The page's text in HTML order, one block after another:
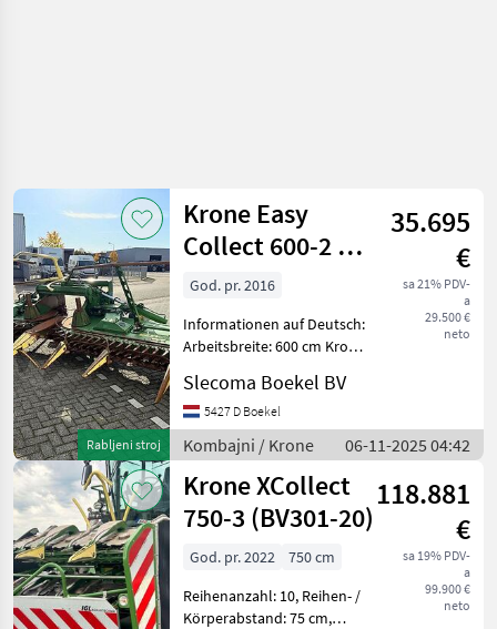
Rabljeni stroj
Krone Easy
Collect 600-2 FP
Fit New Holland
FR
35.695
€
sa 21% PDV-
a
29.500 €
neto
God. pr. 2016
Informationen auf Deutsch:
Arbeitsbreite: 600 cm Krone
Maisvorsatz Baujahr: 2016
Arbeitsbreite (Reihen/m):
8/6 Doppelantrieb
Pendelrahmen Automat
Slecoma Boekel BV
5427 D Boekel
Kombajni / Krone 06-11-2025 04:42
Krone XCollect
750-3 (BV301-20)
118.881
€
sa 19% PDV-
a
99.900 €
neto
God. pr. 2022
750 cm
Reihenanzahl: 10, Reihen- /
Körperabstand: 75 cm,